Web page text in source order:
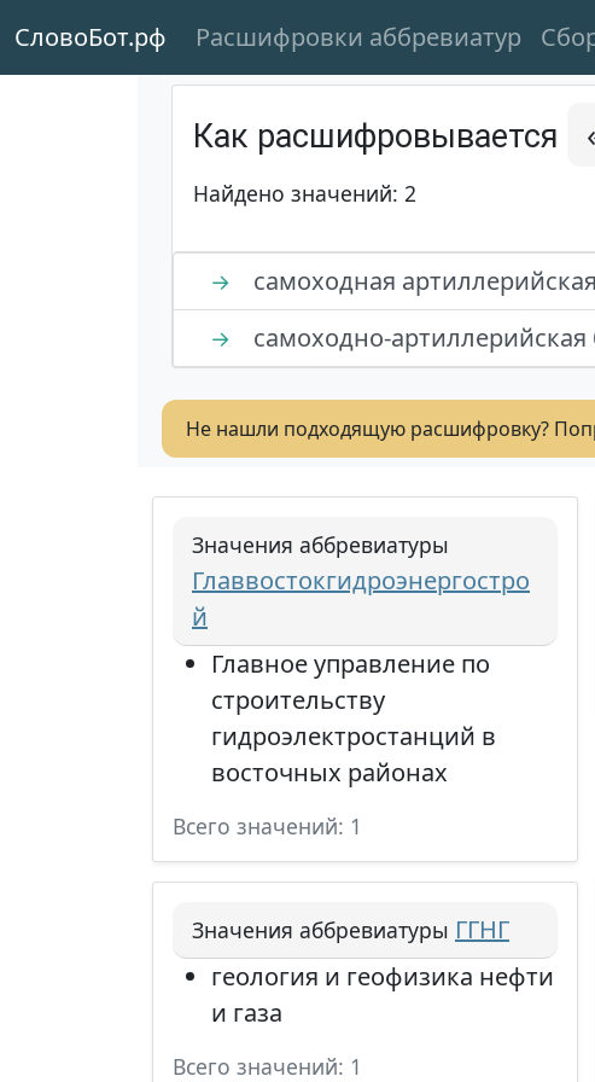
СловоБот.рф Расшифровки аббревиатур
Как расшифровывается
Найдено значений: 2
→ самоходная
→ самоходно-артиллерийская
Не нашли подходящую расшифровку?
Значения аббревиатуры
Главвостокгидроэнергостро
й
Главное управление по
строительству
гидроэлектростанций в
восточных районах
Всего значений: 1
Значения аббревиатуры ГГНГ
геология и геофизика нефти
и газа
Всего значений: 1